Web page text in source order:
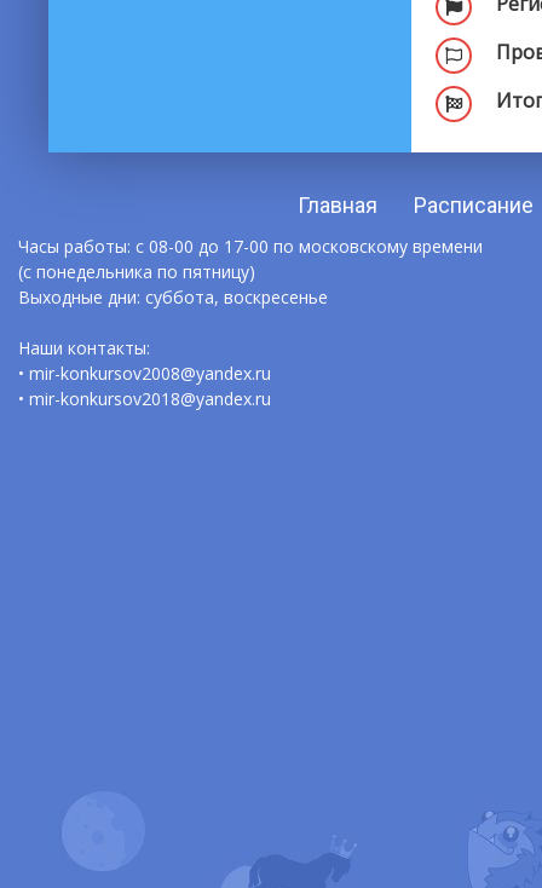
Главная Расписание
Часы работы: с 08-00 до 17-00 по московскому времени
(с понедельника по пятницу)
Выходные дни: суббота, воскресенье
Наши контакты:
• mir-konkursov2008@yandex.ru
• mir-konkursov2018@yandex.ru